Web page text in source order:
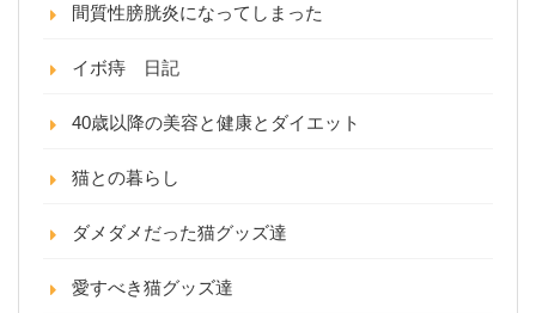
間質性膀胱炎になってしまった
イボ痔 日記
40歳以降の美容と健康とダイエット
猫との暮らし
ダメダメだった猫グッズ達
愛すべき猫グッズ達